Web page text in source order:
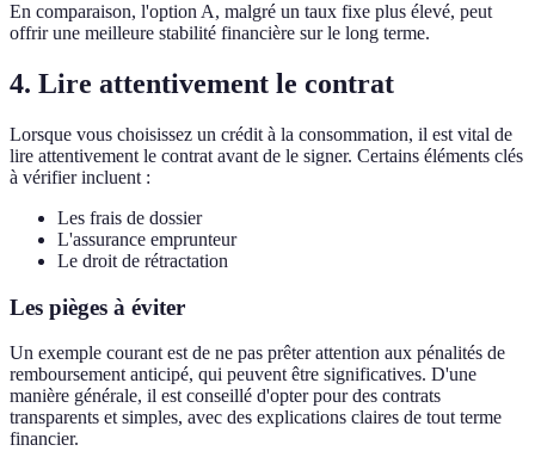
En comparaison, l'option A, malgré un taux fixe plus élevé, peut
offrir une meilleure stabilité financière sur le long terme.
4. Lire attentivement le contrat
Lorsque vous choisissez un crédit à la consommation, il est vital de
lire attentivement le contrat avant de le signer. Certains éléments clés
à vérifier incluent :
Les frais de dossier
L'assurance emprunteur
Le droit de rétractation
Les pièges à éviter
Un exemple courant est de ne pas prêter attention aux pénalités de
remboursement anticipé, qui peuvent être significatives. D'une
manière générale, il est conseillé d'opter pour des contrats
transparents et simples, avec des explications claires de tout terme
financier.